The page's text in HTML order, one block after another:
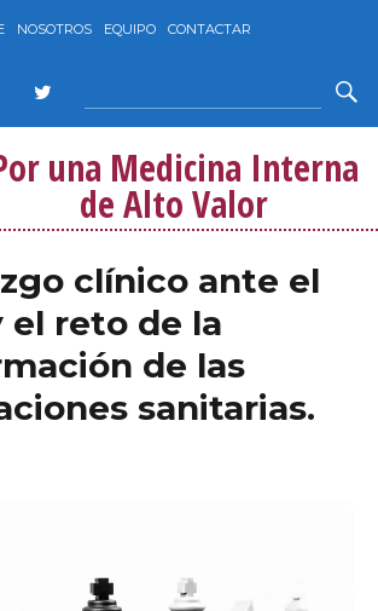
NOSOTROS EQUIPO CONTACTAR
una Medicina Interna
de Alto Valor
clínico ante el
reto de la
de las
sanitarias.